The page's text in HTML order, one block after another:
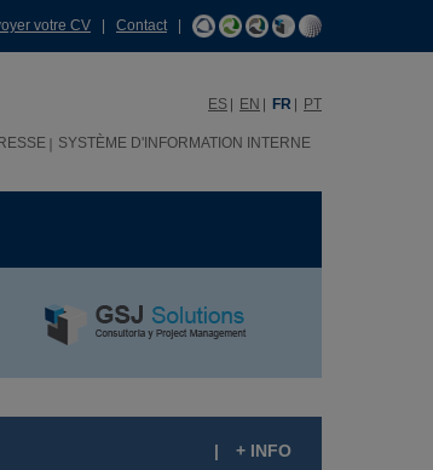
votre CV Contact|
ES EN FR PT
SYSTÈME D'INFORMATION INTERNE
| + INFO